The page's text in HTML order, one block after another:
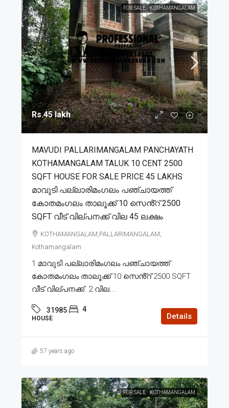
FOR SALE KOTHAMANGALAM
Rs.45 lakh
MAVUDI PALLARIMANGALAM PANCHAYATH
KOTHAMANGALAM TALUK 10 CENT 2500
SQFT HOUSE FOR SALE PRICE 45 LAKHS
മാവുടി പല്ലാരിമംഗലം പഞ്ചായത്ത്
കോതമംഗലം താലൂക്ക് 10 സെൻ്റ് 2500
SQFT വീട് വില്പനക്ക് വില 45 ലക്ഷം
KOTHAMANGALAM,PALLARIMANGALAM,
Kothamangalam
1.മാവുടി പല്ലാരിമംഗലം പഞ്ചായത്ത്
കോതമംഗലം താലൂക്ക് 10 സെൻ്റ് 2500 SQFT
വീട് വില്പനക്ക്. 2.വില...
31985 4
HOUSE Details
57 years ago
FOR SALE KOTHAMANGALAM